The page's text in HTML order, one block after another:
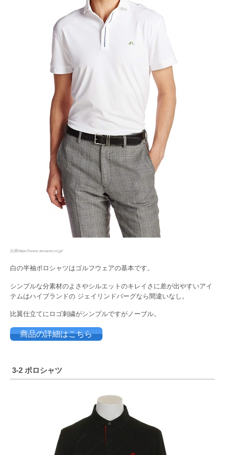
出典https://www.amazon.co.jp/
白の半袖ポロシャツはゴルフウェアの基本です。
シンプルな分素材のよさやシルエットのキレイさに差が出やすいアイ
テムはハイブランドの ジェイリンドバーグなら間違いなし。
比翼仕立てにロゴ刺繍がシンプルですがノーブル。
商品の詳細はこちら
3-2 ポロシャツ